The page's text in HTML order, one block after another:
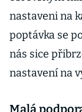
nastaveni na
poptávka se
nás sice
nastavení na
Malá